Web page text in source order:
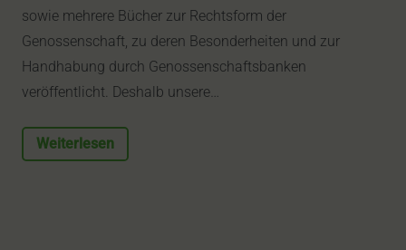
sowie mehrere Bücher zur Rechtsform der
Genossenschaft, zu deren Besonderheiten und zur
Handhabung durch Genossenschaftsbanken
veröffentlicht. Deshalb unsere…
Weiterlesen